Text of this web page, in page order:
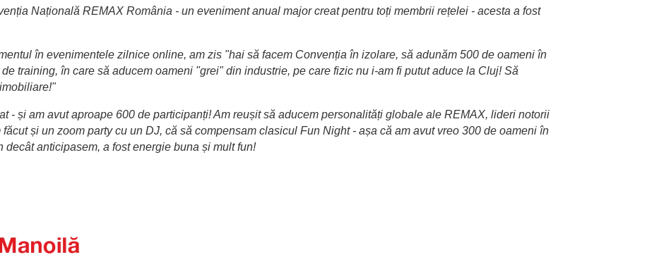
Națională REMAX România - un eveniment anual major creat pentru toți membrii rețelei - acesta a fost
în evenimentele zilnice online, am zis "hai să facem Convenția în izolare, să adunăm 500 de oameni în
training, în care să aducem oameni "grei" din industrie, pe care fizic nu i-am fi putut aduce la Cluj! Să
- și am avut aproape 600 de participanți! Am reușit să aducem personalități globale ale REMAX, lideri notorii
și un zoom party cu un DJ, că să compensam clasicul Fun Night - așa că am avut vreo 300 de oameni în
decât anticipasem, a fost energie buna și mult fun!